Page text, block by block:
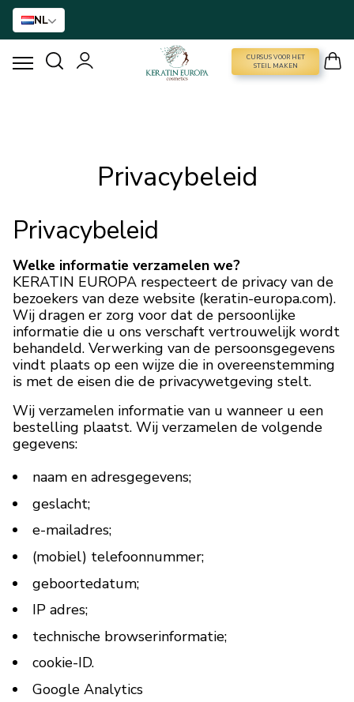
NL
CURSUS VOOR HET
STEIL MAKEN
CURSUS VOOR HET STEIL MAKEN
NANO GOLD
ACCESSOIRES
MERKEN
Levering en Betaling
Contacteer ons
Beoordelingen
Privacybeleid
Privacybeleid
Welke informatie verzamelen we?
KERATIN EUROPA respecteert de privacy van de
bezoekers van deze website (keratin-europa.com).
Wij dragen er zorg voor dat de persoonlijke
informatie die u ons verschaft vertrouwelijk wordt
behandeld. Verwerking van de persoonsgegevens
vindt plaats op een wijze die in overeenstemming
is met de eisen die de privacywetgeving stelt.
Wij verzamelen informatie van u wanneer u een
bestelling plaatst. Wij verzamelen de volgende
gegevens:
naam en adresgegevens;
geslacht;
e-mailadres;
(mobiel) telefoonnummer;
geboortedatum;
IP adres;
technische browserinformatie;
cookie-ID.
Google Analytics